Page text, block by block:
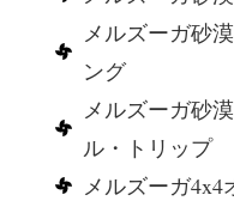
メルズーガ砂
ング
メルズーガ砂
ル・トリップ
メルズーガ4x4